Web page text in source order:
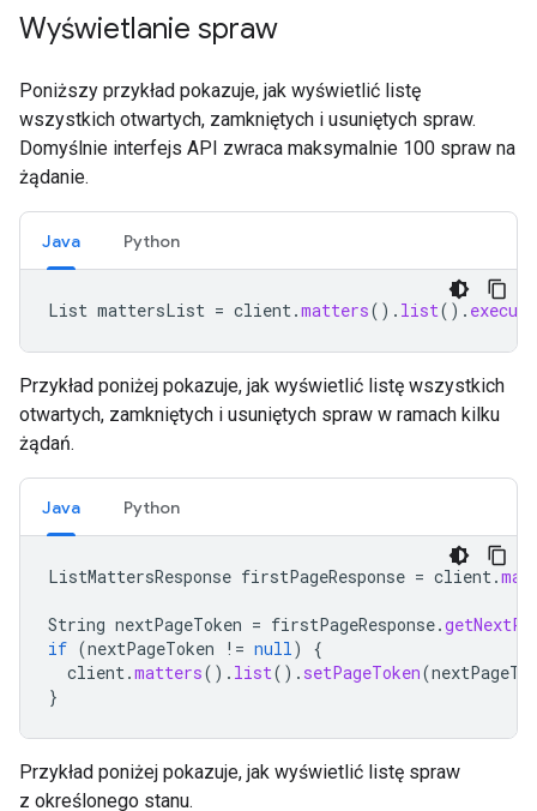
Wyświetlanie spraw
Poniższy przykład pokazuje, jak wyświetlić listę
wszystkich otwartych, zamkniętych i usuniętych spraw.
Domyślnie interfejs API zwraca maksymalnie 100 spraw na
żądanie.
Java Python
List mattersList = client.matters(). list(). execute
Przykład poniżej pokazuje, jak wyświetlić listę wszystkich
otwartych, zamkniętych i usuniętych spraw w ramach kilku
żądań.
Java Python
ListMattersResponse firstPageResponse = client.
String nextPageToken = firstPageResponse.
if (nextPageToken != null)
{
client.matters(). list(). setPageToken(
}
Przykład poniżej pokazuje, jak wyświetlić listę spraw
z określonego stanu.